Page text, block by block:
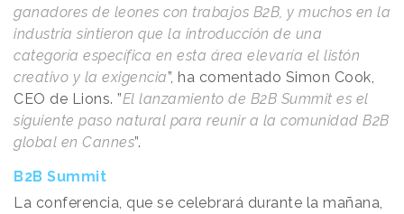
ganadores de leones con trabajos B2B, y muchos en la
industria sintieron que la introducción de una
categoría específica en esta área elevaría el listón
creativo y la exigencia”, ha comentado Simon Cook,
CEO de Lions. ”El lanzamiento de B2B Summit es el
siguiente paso natural para reunir a la comunidad B2B
global en Cannes”.
B2B Summit
La conferencia, que se celebrará durante la mañana,